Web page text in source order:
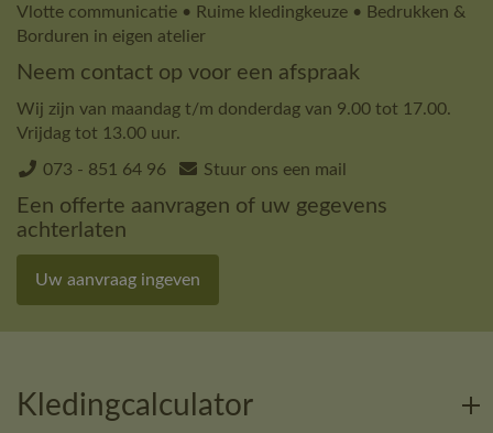
Vlotte communicatie • Ruime kledingkeuze • Bedrukken &
Borduren in eigen atelier
Neem contact op voor een afspraak
Wij zijn van maandag t/m donderdag van 9.00 tot 17.00.
Vrijdag tot 13.00 uur.
073 - 851 64 96 Stuur ons een mail
Een offerte aanvragen of uw gegevens
achterlaten
Uw aanvraag ingeven
Kledingcalculator